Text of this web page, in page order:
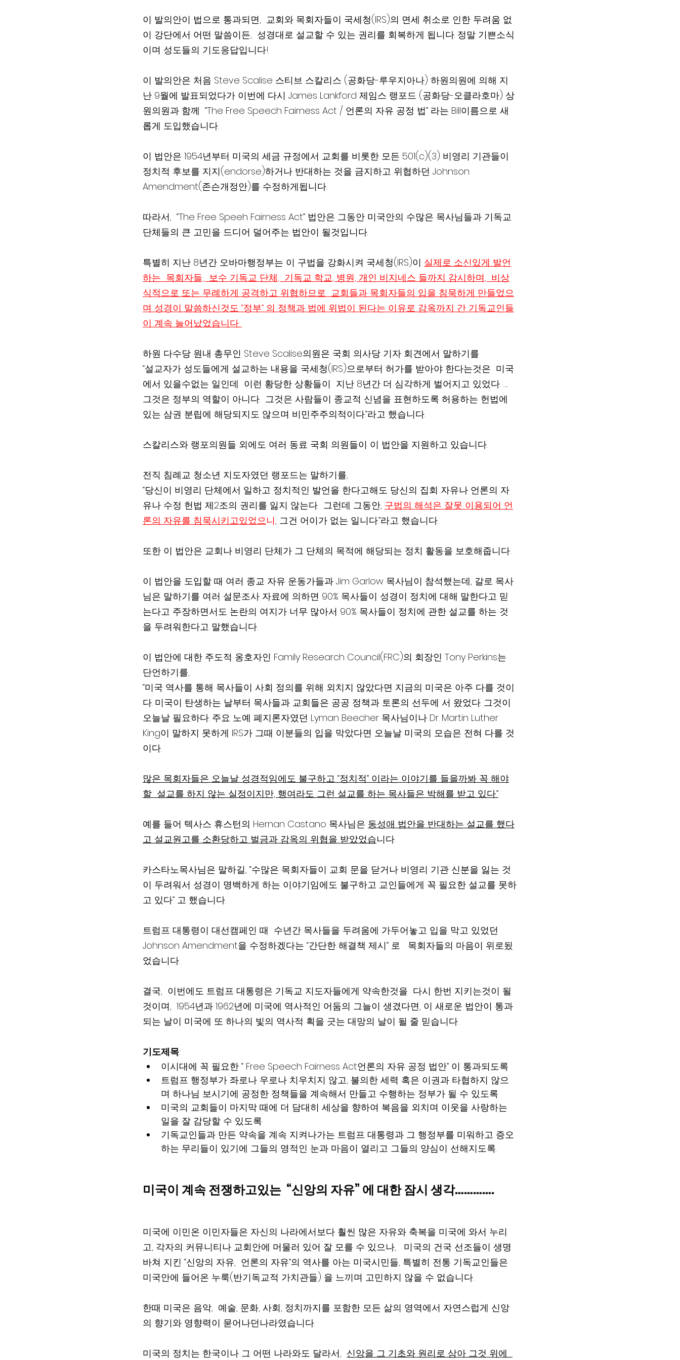
이 발의안이 법으로 통과되면,  교회와 목회자들이 국세청(IRS)의 면세 취소로 인한 두려움 없
이 강단에서 어떤 말씀이든,  성경대로 설교할 수 있는 권리를 회복하게 됩니다. 정말 기쁜소식
이며 성도들의 기도응답입니다!
이 발의안은 처음 Steve Scalise 스티브 스칼리스 (공화당-루우지아나) 하원의원에 의해 지
난 9월에 발표되었다가 이번에 다시 James Lankford 제임스 랭포드 (공화당-오클라호마) 상
원의원과 함께  “The Free Speech Fairness Act / 언론의 자유 공정 법” 라는 Bill이름으로 새
롭게 도입했습니다.
이 법안은 1954년부터 미국의 세금 규정에서 교회를 비롯한 모든 501(c)(3) 비영리 기관들이
정치적 후보를 지지(endorse)하거나 반대하는 것을 금지하고 위협하던 Johnson
Amendment(존슨개정안)를 수정하게됩니다.
따라서,  “The Free Speeh Fairness Act” 법안은 그동안 미국안의 수많은 목사님들과 기독교
단체들의 큰 고민을 드디어 덜어주는 법안이 될것입니다.
특별히 지난 8년간 오바마행정부는 이 구법을 강화시켜 국세청(IRS)이 실제로 소신있게 발언
하는  목회자들,  보수 기독교 단체,  기독교 학교, 병원, 개인 비지네스 들까지 감시하며,  비상
식적으로 또는 무례하게 공격하고 위협하므로  교회들과 목회자들의 입을 침묵하게 만들었으
며 성경이 말씀하신것도 “정부” 의 정책과 법에 위법이 된다는 이유로 감옥까지 간 기독교인들
이 계속 늘어났었습니다.
하원 다수당 원내 총무인 Steve Scalise의원은 국회 의사당 기자 회견에서 말하기를
“설교자가 성도들에게 설교하는 내용을 국세청(IRS)으로부터 허가를 받아야 한다는것은  미국
에서 있을수없는 일인데  이런 황당한 상황들이  지난 8년간 더 심각하게 벌어지고 있었다. …..
그것은 정부의 역할이 아니다.  그것은 사람들이 종교적 신념을 표현하도록 허용하는 헌법에
있는 삼권 분립에 해당되지도 않으며 비민주주의적이다.”라고 했습니다.
스칼리스와 랭포의원들 외에도 여러 동료 국회 의원들이 이 법안을 지원하고 있습니다.
전직 침례교 청소년 지도자였던 랭포드는 말하기를,
“당신이 비영리 단체에서 일하고 정치적인 발언을 한다고해도 당신의 집회 자유나 언론의 자
유나 수정 헌법 제2조의 권리를 잃지 않는다.  그런데 그동안, 구법의 해석은 잘못 이용되어 언
론의 자유를 침묵시키고있었으니, 그건 어이가 없는 일니다.”라고 했습니다.
또한 이 법안은 교회나 비영리 단체가 그 단체의 목적에 해당되는 정치 활동을 보호해줍니다.
이 법안을 도입할 때 여러 종교 자유 운동가들과 Jim Garlow 목사님이 참석했는데, 갈로 목사
님은 말하기를 여러 설문조사 자료에 의하면 90% 목사들이 성경이 정치에 대해 말한다고 믿
는다고 주장하면서도 논란의 여지가 너무 많아서 90% 목사들이 정치에 관한 설교를 하는 것
을 두려워한다고 말했습니다.
이 법안에 대한 주도적 옹호자인 Family Research Council(FRC)의 회장인 Tony Perkins는
단언하기를,
“미국 역사를 통해 목사들이 사회 정의를 위해 외치지 않았다면 지금의 미국은 아주 다를 것이
다. 미국이 탄생하는 날부터 목사들과 교회들은 공공 정책과 토론의 선두에 서 왔었다. 그것이
오늘날 필요하다. 주요 노예 폐지론자였던 Lyman Beecher 목사님이나 Dr. Martin Luther
King이 말하지 못하게 IRS가 그때 이분들의 입을 막았다면 오늘날 미국의 모습은 전혀 다를 것
이다.
많은 목회자들은 오늘날 성경적임에도 불구하고 “정치적” 이라는 이야기를 들을까봐 꼭 해야
할  설교를 하지 않는 실정이지만, 행여라도 그런 설교를 하는 목사들은 박해를 받고 있다.”
예를 들어 텍사스 휴스턴의 Hernan Castano 목사님은 동성애 법안을 반대하는 설교를 했다
고 설교원고를 소환당하고 벌금과 감옥의 위협을 받았었습니다.
카스타노목사님은 말하길, “수많은 목회자들이 교회 문을 닫거나 비영리 기관 신분을 잃는 것
이 두려워서 성경이 명백하게 하는 이야기임에도 불구하고 교인들에게 꼭 필요한 설교를 못하
고 있다” 고 했습니다.
트럼프 대통령이 대선캠페인 때  수년간 목사들을 두려움에 가두어놓고 입을 막고 있었던
Johnson Amendment을 수정하겠다는 “간단한 해결책 제시” 로   목회자들의 마음이 위로됬
었습니다.
결국,  이번에도 트럼프 대통령은 기독교 지도자들에게 약속한것을  다시 한번 지키는것이 될
것이며,  1954년과 1962년에 미국에 역사적인 어둠의 그늘이 생겼다면, 이 새로운 법안이 통과
되는 날이 미국에 또 하나의 빛의 역사적 획을 긋는 대망의 날이 될 줄 믿습니다.
기도제목:
이시대에 꼭 필요한 “ Free Speech Fairness Act언론의 자유 공정 법안” 이 통과되도록
트럼프 행정부가 좌로나 우로나 치우치지 않고, 불의한 세력 혹은 이권과 타협하지 않으
며 하나님 보시기에 공정한 정책들을 계속해서 만들고 수행하는 정부가 될 수 있도록
미국의 교회들이 마지막 때에 더 담대히 세상을 향하여 복음을 외치며 이웃을 사랑하는
일을 잘 감당할 수 있도록
기독교인들과 만든 약속을 계속 지켜나가는 트럼프 대통령과 그 행정부를 미워하고 증오
하는 무리들이 있기에 그들의 영적인 눈과 마음이 열리고 그들의 양심이 선해지도록.
미국이 계속 전쟁하고있는  “신앙의 자유” 에 대한 잠시 생각………….
미국에 이민온 이민자들은 자신의 나라에서보다 훨씬 많은 자유와 축복을 미국에 와서 누리
고, 각자의 커뮤니티나 교회안에 머물러 있어 잘 모를 수 있으나,   미국의 건국 선조들이 생명
바쳐 지킨 “신앙의 자유,  언론의 자유”의 역사를 아는 미국시민들, 특별히 전통 기독교인들은
미국안에 들어온 누룩(반기독교적 가치관들) 을 느끼며 고민하지 않을 수 없습니다.
한때 미국은 음악,  예술, 문화, 사회, 정치까지를 포함한 모든 삶의 영역에서 자연스럽게 신앙
의 향기와 영향력이 묻어나던나라였습니다.
미국의 정치는 한국이나 그 어떤 나라와도 달라서, 신앙을 그 기초와 원리로 삼아 그것 위에